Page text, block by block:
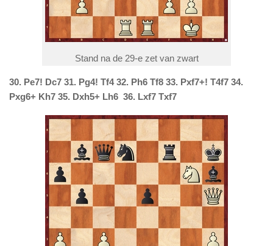
Stand na de 29-e zet van zwart
30. Pe7! Dc7 31. Pg4! Tf4 32. Ph6 Tf8 33. Pxf7+! T4f7 34.
Pxg6+ Kh7 35. Dxh5+ Lh6 36. Lxf7 Txf7